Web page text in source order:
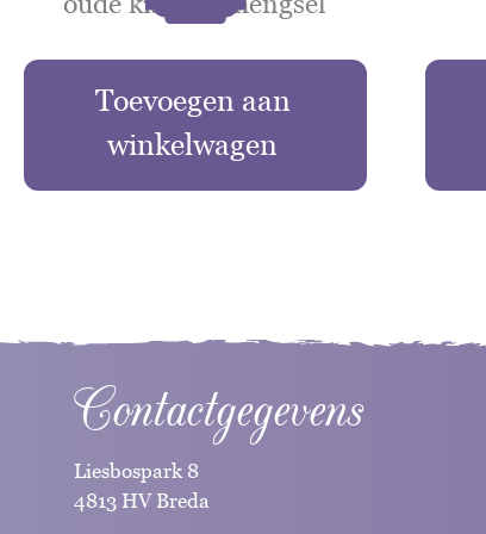
Toevoegen aan
winkelwagen
Contactgegevens
Liesbospark 8
4813 HV Breda